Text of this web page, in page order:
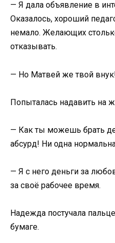
— Я дала объявление в
Оказалось, хороший
немало. Желающих
отказывать.
— Но Матвей же твой
Попыталась надавить на
— Как ты можешь брать
абсурд! Ни одна
— Я с него деньги за
за своё рабочее время.
Надежда постучала
бумаге.